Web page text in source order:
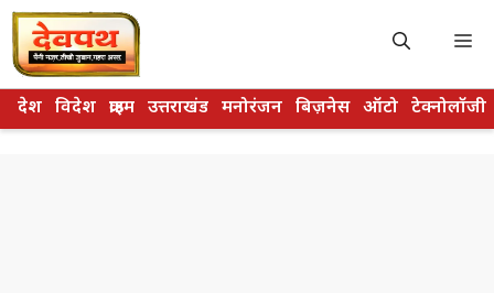
Skip
to
content
देश विदेश क्राइम उत्तराखंड मनोरंजन बिज़नेस ऑटो टेक्नोलॉजी